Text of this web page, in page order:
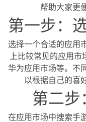
帮助大家更
第一步：
选择一个合适的应用
上比较常见的应用市
华为应用市场等。不
以根据自己的喜
第二步
在应用市场中搜索手